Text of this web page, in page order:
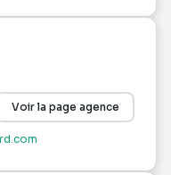
Voir la page agence